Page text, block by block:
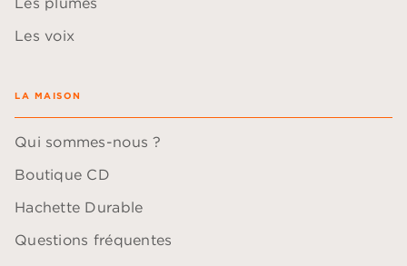
Les voix
LA MAISON
Qui sommes-nous ?
Boutique CD
Hachette Durable
Questions fréquentes